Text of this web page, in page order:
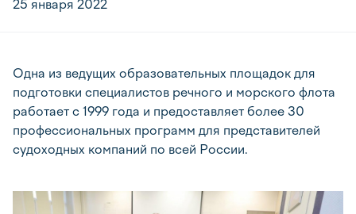
25 января 2022
Одна из ведущих образовательных площадок для
подготовки специалистов речного и морского флота
работает с 1999 года и предоставляет более 30
профессиональных программ для представителей
судоходных компаний по всей России.